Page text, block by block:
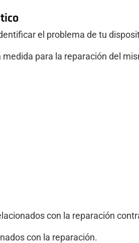
el problema de tu
para la reparación del
con la reparación
con la reparación.